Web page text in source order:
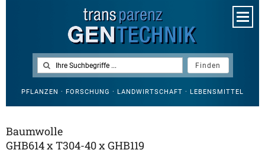
PFLANZEN · FORSCHUNG · LANDWIRTSCHAFT · LEBENSMITTEL
Baumwolle
GHB614 x T304-40 x GHB119